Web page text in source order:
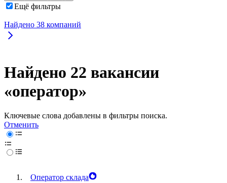
Ещё фильтры
Найдено 38 компаний
Найдено 22 вакансии
«оператор»
Ключевые слова добавлены в фильтры поиска.
Отменить
Оператор склада